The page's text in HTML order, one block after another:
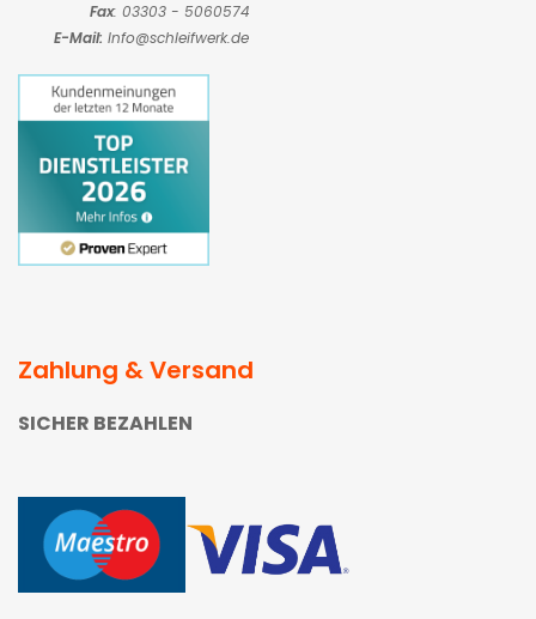
Fax: 03303 - 5060574
E-Mail: Info@schleifwerk.de
Zahlung & Versand
SICHER BEZAHLEN